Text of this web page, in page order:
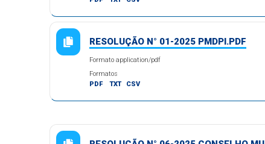
RESOLUÇÃO N° 01-2025 PMDPI.PDF
Formato application/pdf
Formatos
PDF
TXT CSV